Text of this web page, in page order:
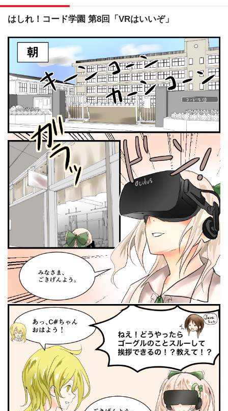
はしれ！コード学園 第8回「VRはいいぞ」